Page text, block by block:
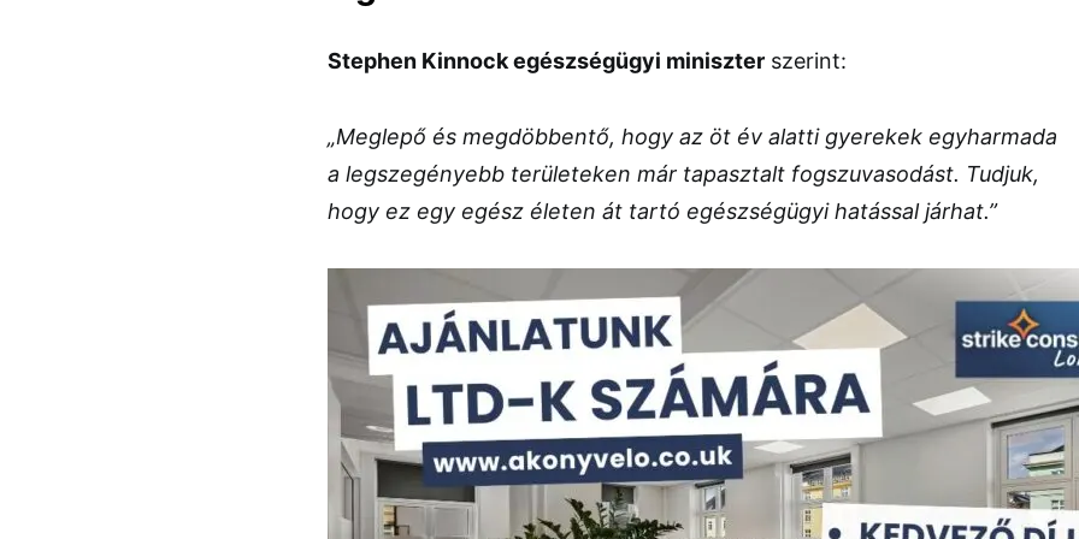
Stephen Kinnock egészségügyi miniszter szerint:
„Meglepő és megdöbbentő, hogy az öt év alatti gyerekek egyharmada
a legszegényebb területeken már tapasztalt fogszuvasodást. Tudjuk,
hogy ez egy egész életen át tartó egészségügyi hatással járhat.”